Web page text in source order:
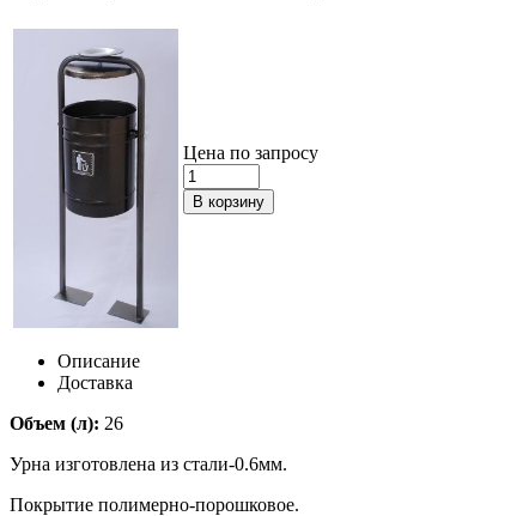
Цена по запросу
Описание
Доставка
Объем (л): 26
Урна изготовлена из стали-0.6мм.
Покрытие полимерно-порошковое.